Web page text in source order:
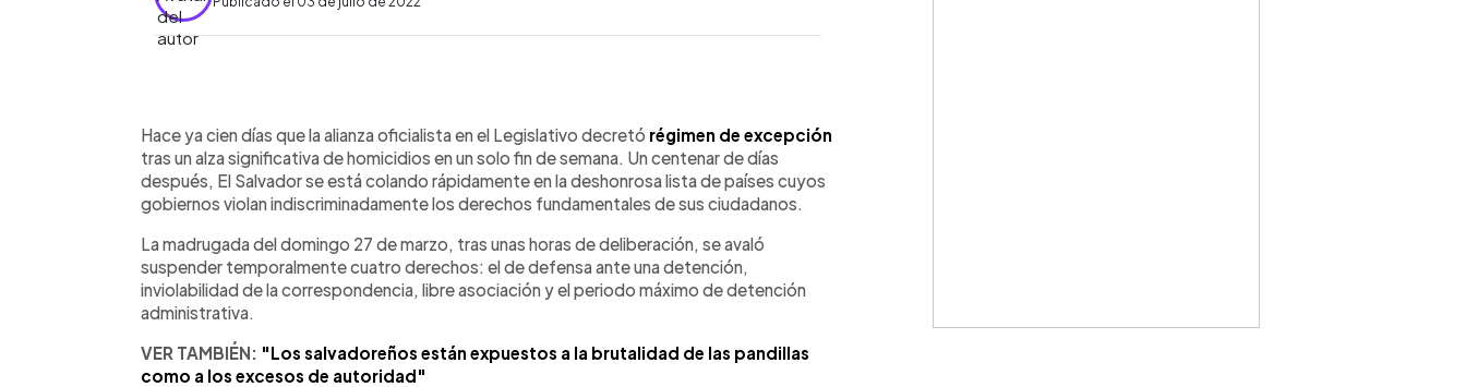
► Escuchar artículo
Hace ya cien días que la alianza oficialista en el Legislativo decretó régimen de excepción
tras un alza significativa de homicidios en un solo fin de semana. Un centenar de días
después, El Salvador se está colando rápidamente en la deshonrosa lista de países cuyos
gobiernos violan indiscriminadamente los derechos fundamentales de sus ciudadanos.
La madrugada del domingo 27 de marzo, tras unas horas de deliberación, se avaló
suspender temporalmente cuatro derechos: el de defensa ante una detención,
inviolabilidad de la correspondencia, libre asociación y el periodo máximo de detención
administrativa.
VER TAMBIÉN: "Los salvadoreños están expuestos a la brutalidad de las pandillas
como a los excesos de autoridad"